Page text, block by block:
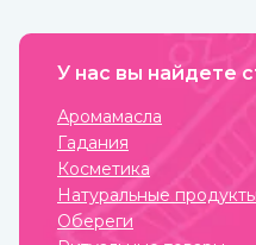
сами деньги и все, что
привлечь финансы.
У нас вы найдете
Аромамасла
Гадания
Косметика
Натуральные продукты
Обереги